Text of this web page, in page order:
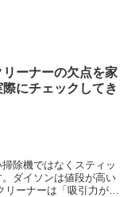
リーナーの欠点を家
にチェックしてき
除機ではなくスティッ
ダイソンは値段が高い
ーナーは「吸引力がイ